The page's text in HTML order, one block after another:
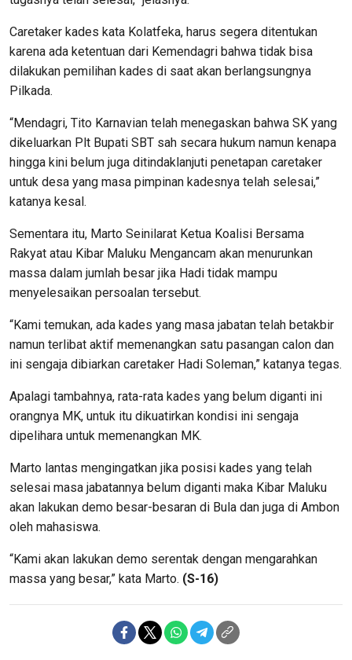
Caretaker kades kata Kolatfeka, harus segera ditentukan
karena ada ketentuan dari Kemendagri bahwa tidak bisa
dilakukan pemilihan kades di saat akan berlangsungnya
Pilkada.
“Mendagri, Tito Karnavian telah menegaskan bahwa SK yang
dikeluarkan Plt Bupati SBT sah secara hukum namun kenapa
hingga kini belum juga ditindaklanjuti penetapan caretaker
untuk desa yang masa pimpinan kadesnya telah selesai,”
katanya kesal.
Sementara itu, Marto Seinilarat Ketua Koalisi Bersama
Rakyat atau Kibar Maluku Mengancam akan menurunkan
massa dalam jumlah besar jika Hadi tidak mampu
menyelesaikan persoalan tersebut.
“Kami temukan, ada kades yang masa jabatan telah betakbir
namun terlibat aktif memenangkan satu pasangan calon dan
ini sengaja dibiarkan caretaker Hadi Soleman,” katanya tegas.
Apalagi tambahnya, rata-rata kades yang belum diganti ini
orangnya MK, untuk itu dikuatirkan kondisi ini sengaja
dipelihara untuk memenangkan MK.
Marto lantas mengingatkan jika posisi kades yang telah
selesai masa jabatannya belum diganti maka Kibar Maluku
akan lakukan demo besar-besaran di Bula dan juga di Ambon
oleh mahasiswa.
“Kami akan lakukan demo serentak dengan mengarahkan
massa yang besar,” kata Marto. (S-16)